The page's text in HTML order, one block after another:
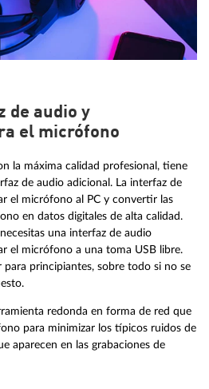
de audio y
el micrófono
la máxima calidad profesional, tiene
de audio adicional. La interfaz de
el micrófono al PC y convertir las
en datos digitales de alta calidad.
una interfaz de audio
el micrófono a una toma USB libre.
principiantes, sobre todo si no se
redonda en forma de red que
para minimizar los típicos ruidos de
aparecen en las grabaciones de